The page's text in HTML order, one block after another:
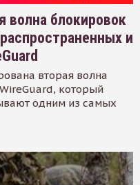
волна блокировок
и
вторая волна
который
одним из самых